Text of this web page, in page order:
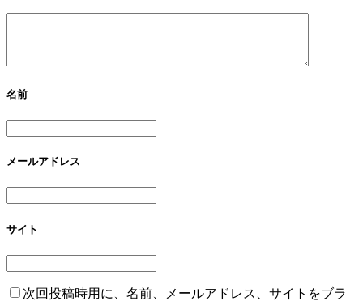
名前
メールアドレス
サイト
次回投稿時用に、名前、メールアドレス、サイトをブラ